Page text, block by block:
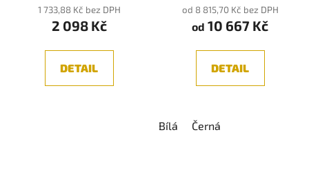
1 733,88 Kč bez DPH
2 098 Kč
DETAIL
produktu
je
z
od 8 815,70 Kč bez DPH
od 10 667 Kč
DETAIL
Bílá Černá